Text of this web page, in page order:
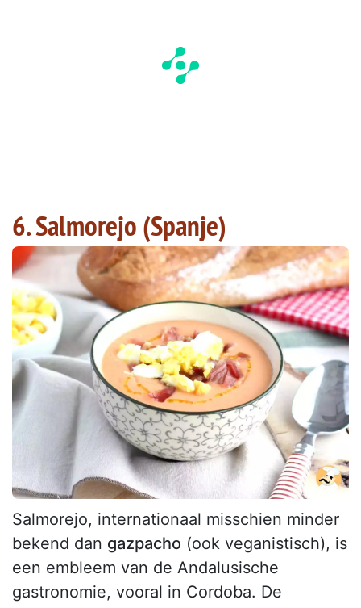
6. Salmorejo (Spanje)
Salmorejo, internationaal misschien minder
bekend dan gazpacho (ook veganistisch), is
een embleem van de Andalusische
gastronomie, vooral in Cordoba. De